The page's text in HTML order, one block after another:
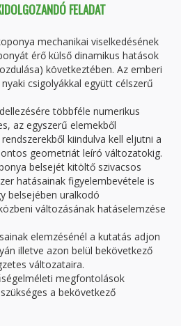
FELADAT
mechanikai viselkedésének
érő külső dinamikus hatások
következtében. Az emberi
csigolyákkal együtt célszerű
többféle numerikus
az egyszerű elemekből
kiindulva kell eljutni a
geometriát leíró változatokig.
belsejét kitöltő szivacsos
hatásainak figyelembevétele is
belsejében uralkodó
változásának hatáselemzése
elemzésénél a kutatás adjon
illetve azon belül bekövetkező
változataira.
megfontolások
a bekövetkező